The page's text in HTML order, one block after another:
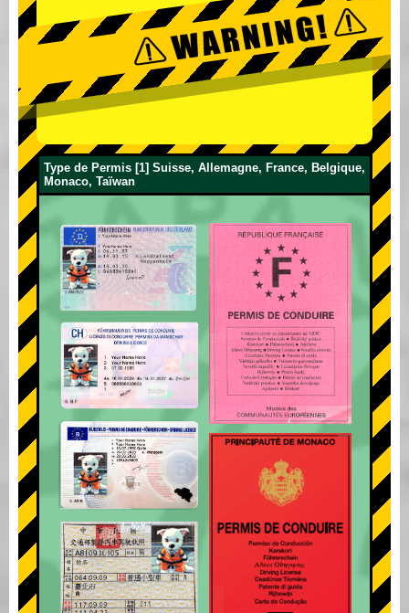
Type de Permis [1] Suisse, Allemagne, France, Belgique,
Monaco, Taïwan